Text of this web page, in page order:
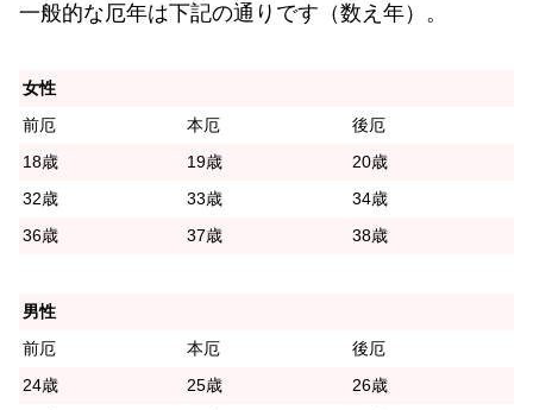
一般的な厄年は下記の通りです（数え年）。
女性
前厄
本厄
後厄
18歳
19歳
20歳
32歳
33歳
34歳
36歳
37歳 38歳
男性
前厄
本厄
後厄
24歳
25歳
26歳